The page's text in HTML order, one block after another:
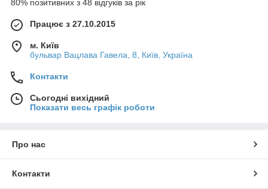
80% позитивних з 48 відгуків за рік
Працює з 27.10.2015
м. Київ
бульвар Вацлава Гавела, 8, Київ, Україна
Контакти
Сьогодні вихідний
Показати весь графік роботи
Про нас
Контакти